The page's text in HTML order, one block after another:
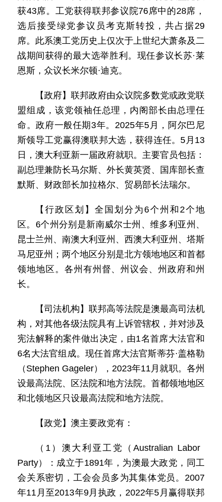
获43席。工党获得联邦参议院76席中的28席，
选后接受绿党参议员考克斯转投，共占据29
席。此系澳工党历史上仅次于上世纪大萧条及二
战期间获得的最大选举胜利。现任参议长苏·莱
恩斯，众议长米尔顿·迪克。
【政府】联邦政府由众议院多数党或政党联
盟组成，该党领袖任总理，内阁部长由总理任
命。政府一般任期3年。2025年5月，阿尔巴尼
斯领导工党赢得澳联邦大选，获得连任。5月13
日，澳大利亚新一届政府就职。主要官员包括：
副总理兼防长马尔斯、外长黄英贤、国库部长查
默斯、财政部长加拉格尔、贸易部长法瑞尔。
【行政区划】全国划分为6个州和2个地
区。6个州分别是新南威尔士州、维多利亚州、
昆士兰州、南澳大利亚州、西澳大利亚州、塔斯
马尼亚州；两个地区分别是北方领地地区和首都
领地地区。各州有州督、州议会、州政府和州
长。
【司法机构】联邦高等法院是澳最高司法机
构，对其他各级法院具有上诉管辖权，并对涉及
宪法解释的案件做出决定，由1名首席大法官和
6名大法官组成。现任首席大法官斯蒂芬·盖格勒
（Stephen Gageler），2023年11月就职。各州
设最高法院、区法院和地方法院。首都领地地区
和北领地区只设最高法院和地方法院。
【政党】澳主要政党有：
（1）澳大利亚工党（Australian Labor
Party）：成立于1891年，为澳最大政党，同工
会关系密切，工会会员多为其集体党员。2007
年11月至2013年9月执政，2022年5月赢得联邦